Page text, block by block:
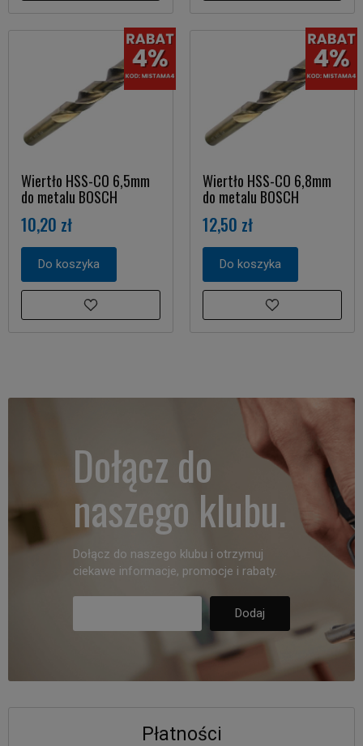
Wiertło HSS-CO 6,5mm
do metalu BOSCH
10,20 zł
Do koszyka
Wiertło HSS-CO 6,8mm
do metalu BOSCH
12,50 zł
Do koszyka
Dołącz do
naszego klubu.
Dołącz do naszego klubu i otrzymuj
ciekawe informacje, promocje i rabaty.
Płatności